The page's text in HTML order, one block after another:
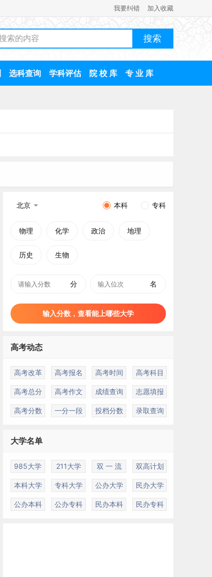
我要纠错 加入收藏
选科查询 学科评估 院 校 库 专 业 库
北京 本科 专科
物理 化学 政治 地理
历史 生物
分 名
输入分数，查看能上哪些大学
高考动态
高考改革 高考报名 高考时间 高考科目
高考总分 高考作文 成绩查询 志愿填报
高考分数 一分一段 投档分数 录取查询
大学名单
985大学 211大学 双 一 流 双高计划
本科大学 专科大学 公办大学 民办大学
公办本科 公办专科 民办本科 民办专科